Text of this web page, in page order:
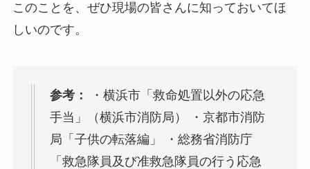
このことを、ぜひ現場の皆さんに知っておいてほ
しいのです。
参考：
・横浜市「救命処置以外の応急
手当」（横浜市消防局） ・京都市消防
局「子供の転落編」 ・総務省消防庁
「救急隊員及び准救急隊員の行う応急